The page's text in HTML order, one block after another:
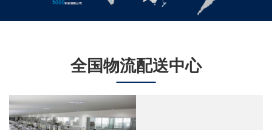
全国物流配送中心